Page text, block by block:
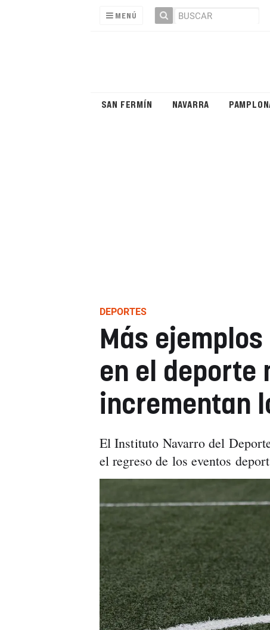
MENÚ
SAN FERMÍN NAVARRA
DEPORTES
Más
en el deporte
incrementan
El Instituto Navarro del
el regreso de los eventos